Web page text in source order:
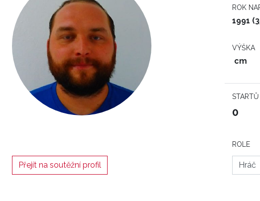
ROK
1991
VÝŠKA
cm
STARTŮ
0
Přejít na soutěžní profil
ROLE